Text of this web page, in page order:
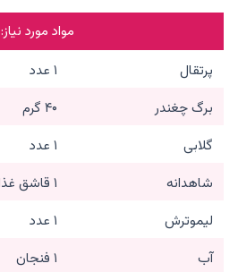
مواد مورد نیاز:
پرتقال
۱ عدد
برگ چغندر
۴۰ گرم
گلابی
۱ عدد
شاهدانه
۱ قاشق غذاخوری
لیموترش
۱ عدد
آب
۱ فنجان